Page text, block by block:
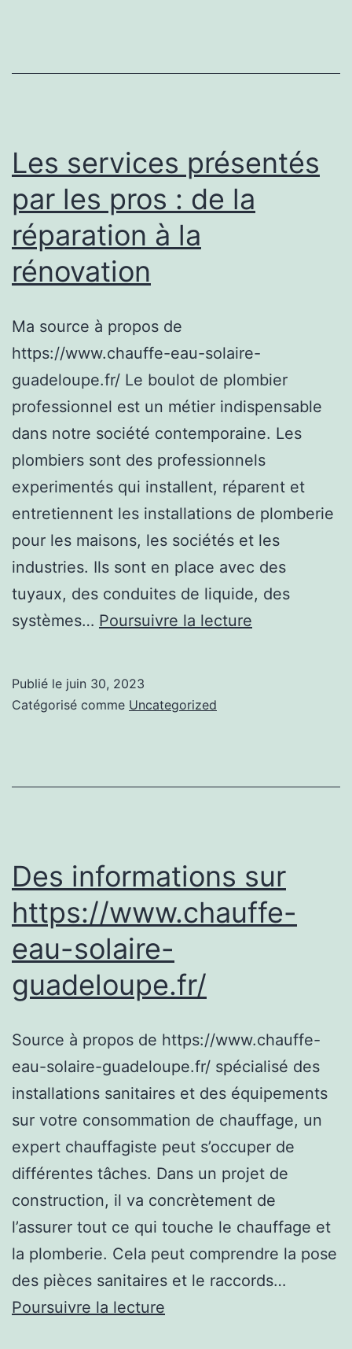
Les services présentés
par les pros : de la
réparation à la
rénovation
Ma source à propos de
https://www.chauffe-eau-solaire-
guadeloupe.fr/ Le boulot de plombier
professionnel est un métier indispensable
dans notre société contemporaine. Les
plombiers sont des professionnels
experimentés qui installent, réparent et
entretiennent les installations de plomberie
pour les maisons, les sociétés et les
industries. Ils sont en place avec des
tuyaux, des conduites de liquide, des
systèmes… Poursuivre la lecture
à
la
Publié le juin 30, 2023
Catégorisé comme Uncategorized
Des informations sur
https://www.chauffe-
eau-solaire-
guadeloupe.fr/
Source à propos de https://www.chauffe-
eau-solaire-guadeloupe.fr/ spécialisé des
installations sanitaires et des équipements
sur votre consommation de chauffage, un
expert chauffagiste peut s’occuper de
différentes tâches. Dans un projet de
construction, il va concrètement de
l’assurer tout ce qui touche le chauffage et
la plomberie. Cela peut comprendre la pose
des pièces sanitaires et le raccords…
Poursuivre la lecture